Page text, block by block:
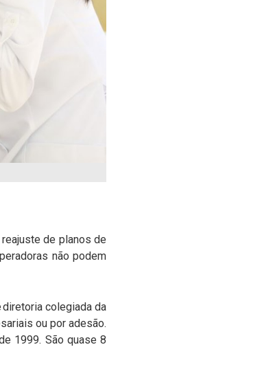
de planos de
não podem
colegiada da
ou por adesão.
1999. São quase 8